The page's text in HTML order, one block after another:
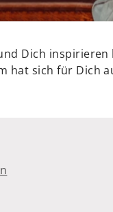
Dich inspirieren
hat sich für Dich